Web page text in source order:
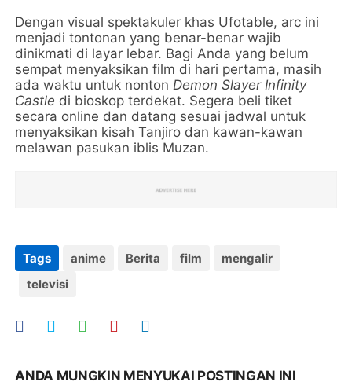
Dengan visual spektakuler khas Ufotable, arc ini
menjadi tontonan yang benar-benar wajib
dinikmati di layar lebar. Bagi Anda yang belum
sempat menyaksikan film di hari pertama, masih
ada waktu untuk nontonDemon Slayer Infinity
Castle di bioskop terdekat. Segera beli tiket
secara online dan datang sesuai jadwal untuk
menyaksikan kisah Tanjiro dan kawan-kawan
melawan pasukan iblis Muzan.
Tags anime Berita film
mengalir
televisi
ANDA MUNGKIN MENYUKAI POSTINGAN INI